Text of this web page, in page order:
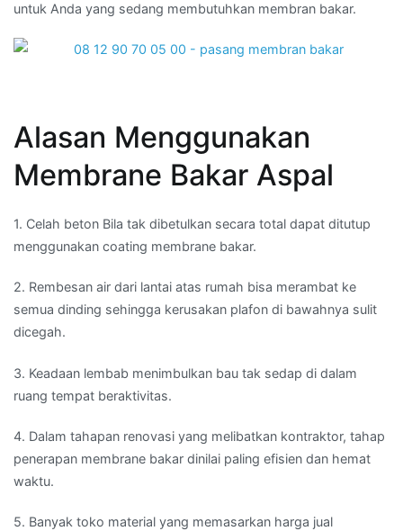
untuk Anda yang sedang membutuhkan membran bakar.
Alasan Menggunakan
Membrane Bakar Aspal
1. Celah beton Bila tak dibetulkan secara total dapat ditutup
menggunakan coating membrane bakar.
2. Rembesan air dari lantai atas rumah bisa merambat ke
semua dinding sehingga kerusakan plafon di bawahnya sulit
dicegah.
3. Keadaan lembab menimbulkan bau tak sedap di dalam
ruang tempat beraktivitas.
4. Dalam tahapan renovasi yang melibatkan kontraktor, tahap
penerapan membrane bakar dinilai paling efisien dan hemat
waktu.
5. Banyak toko material yang memasarkan harga jual